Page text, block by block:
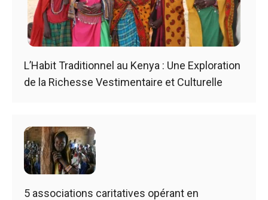
L’Habit Traditionnel au Kenya : Une Exploration
de la Richesse Vestimentaire et Culturelle
5 associations caritatives opérant en